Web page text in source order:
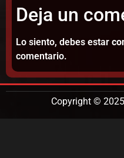
Deja un
Lo siento, debes estar
comentario.
Copyright ©